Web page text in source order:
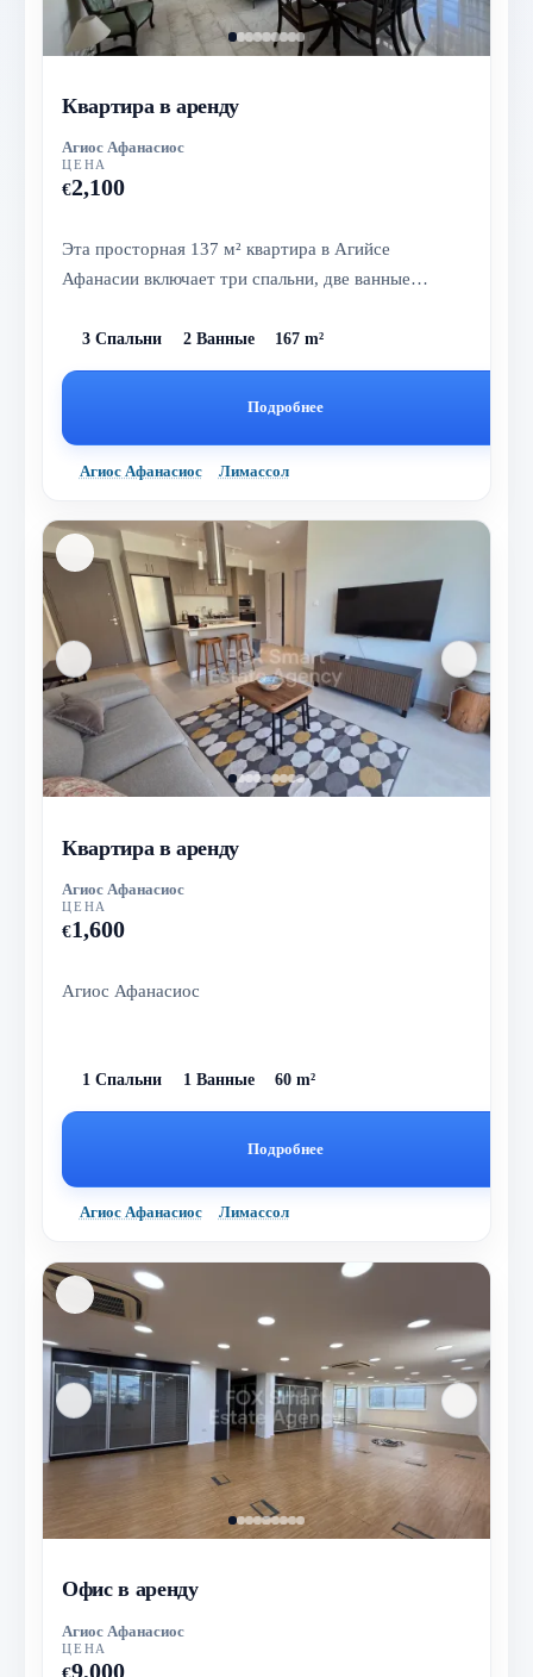
Квартира в аренду
Агиос Афанасиос
ЦЕНА
€2,100
Эта просторная 137 м² квартира в Агийсе
Афанасии включает три спальни, две ванные
3 Спальни 2 Ванные 167 m²
Подробнее
Агиос Афанасиос Лимассол
Квартира в аренду
Агиос Афанасиос
ЦЕНА
€1,600
Агиос Афанасиос
1 Спальни 1 Ванные 60 m²
Подробнее
Агиос Афанасиос Лимассол
Офис в аренду
Агиос Афанасиос
ЦЕНА
€9,000